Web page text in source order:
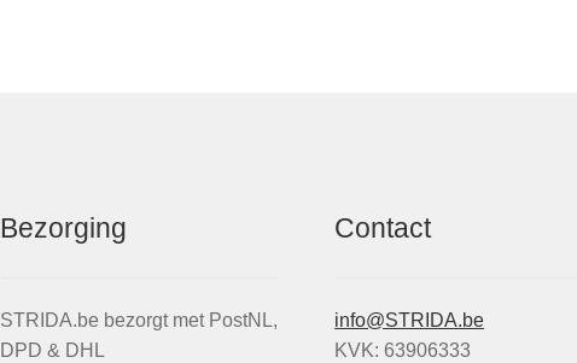
Bezorging
STRIDA.be bezorgt met PostNL,
DPD & DHL
Contact
info@STRIDA.be
KVK: 63906333